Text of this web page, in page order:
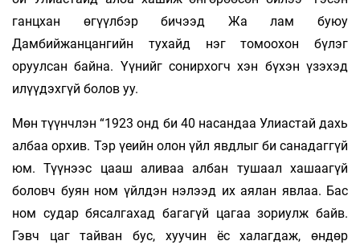
ганцхан өгүүлбэр бичээд Жа лам буюу
Дамбийжанцангийн тухайд нэг томоохон бүлэг
оруулсан байна. Үүнийг сонирхогч хэн бүхэн үзэхэд
илүүдэхгүй болов уу.
Мөн түүнчлэн “1923 онд би 40 насандаа Улиастай дахь
албаа орхив. Тэр үеийн олон үйл явдлыг би санадаггүй
юм. Түүнээс цааш аливаа албан тушаал хашаагүй
боловч буян ном үйлдэн нэлээд их аялан явлаа. Бас
ном судар бясалгахад багагүй цагаа зориулж байв.
Гэвч цаг тайван бус, хуучин ёс халагдаж, өндөр